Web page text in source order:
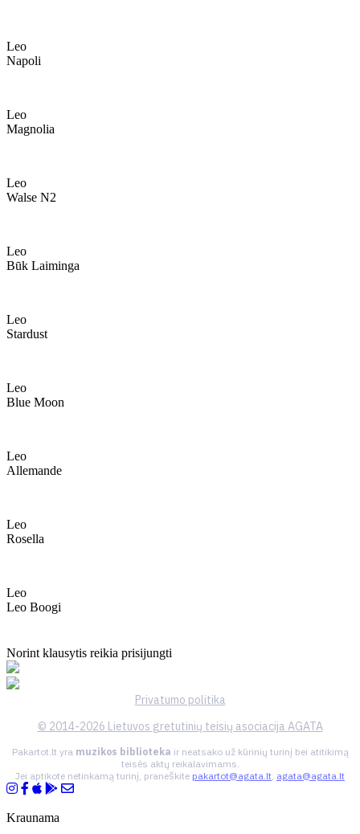
Leo
Napoli
Leo
Magnolia
Leo
Walse N2
Leo
Būk Laiminga
Leo
Stardust
Leo
Blue Moon
Leo
Allemande
Leo
Rosella
Leo
Leo Boogi
Norint klausytis reikia prisijungti
Privatumo politika
© 2014-2026 Lietuvos gretutinių teisių asociacija AGATA
Pakartot.lt yra muzikos biblioteka ir neatsako už kūrinių turinį bei atitikimą
teisės aktų reikalavimams.
Jei aptikote netinkamą turinį, praneškite pakartot@agata.lt, agata@agata.lt
Kraunama